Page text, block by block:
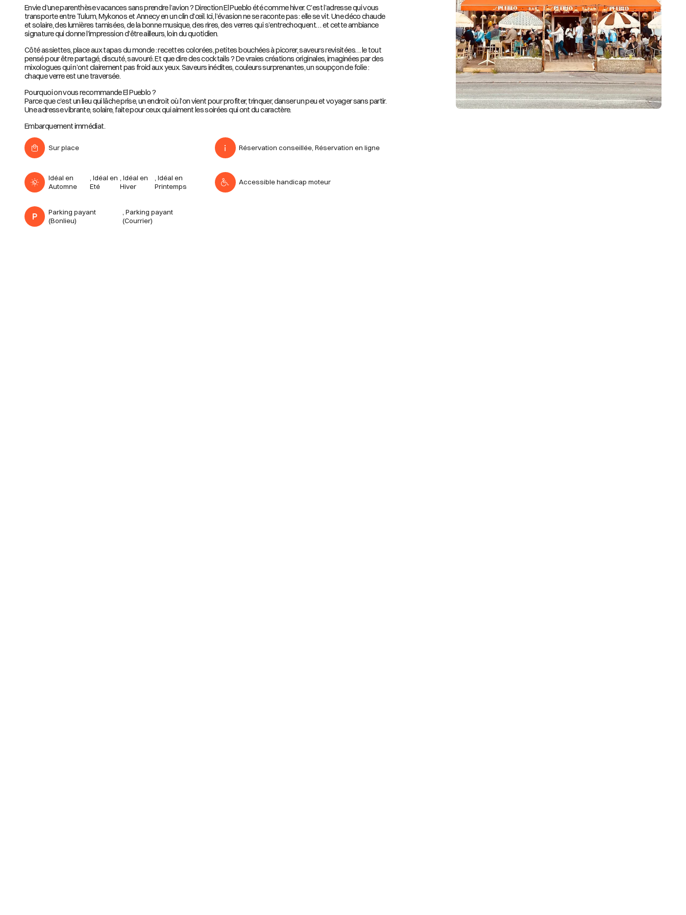
Envie d’une parenthèse vacances sans prendre l’avion ? Direction El Pueblo été comme hiver. C’est l’adresse qui vous
transporte entre Tulum, Mykonos et Annecy en un clin d’œil. Ici, l’évasion ne se raconte pas : elle se vit. Une déco chaude
et solaire, des lumières tamisées, de la bonne musique, des rires, des verres qui s’entrechoquent… et cette ambiance
signature qui donne l’impression d’être ailleurs, loin du quotidien.
Côté assiettes, place aux tapas du monde : recettes colorées, petites bouchées à picorer, saveurs revisitées… le tout
pensé pour être partagé, discuté, savouré. Et que dire des cocktails ? De vraies créations originales, imaginées par des
mixologues qui n’ont clairement pas froid aux yeux. Saveurs inédites, couleurs surprenantes, un soupçon de folie :
chaque verre est une traversée.
Pourquoi on vous recommande El Pueblo ?
Parce que c’est un lieu qui lâche prise, un endroit où l’on vient pour profiter, trinquer, danser un peu et voyager sans partir.
Une adresse vibrante, solaire, faite pour ceux qui aiment les soirées qui ont du caractère.
Embarquement immédiat.
Sur place Réservation conseillée Réservation en ligne
Idéal en
Automne
Idéal en
Eté
Idéal en
Hiver
Idéal en
Printemps
Accessible handicap moteur
Parking payant
(Bonlieu)
Parking payant
(Courrier)